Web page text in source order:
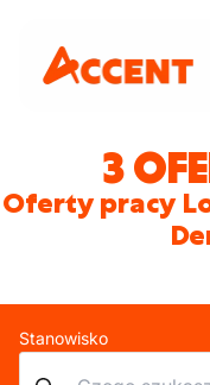
3
Oferty pracy
Stanowisko